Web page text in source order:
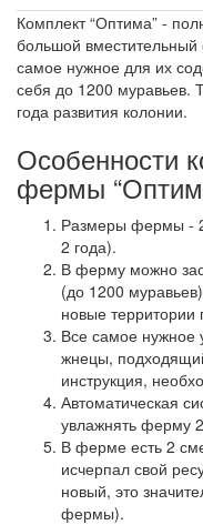
Комплект “Оптима” -
большой
самое нужное для их
себя до 1200 муравьев.
года развития колонии.
Особенности
фермы
Размеры фермы -
2 года).
В ферму можно
(до 1200
новые
Все самое нужное
жнецы,
инструкция,
Автоматическая
увлажнять ферму
В ферме есть 2
исчерпал свой
новый, это
фермы).